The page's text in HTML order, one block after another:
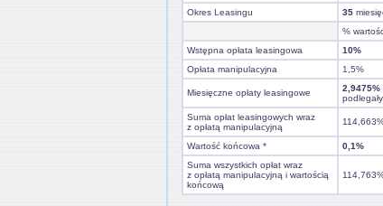
Okres Leasingu
35
%
Wstępna opłata leasingowa
10%
Opłata manipulacyjna
1,5%
Miesięczne opłaty leasingowe 2,9475%
Suma opłat leasingowych wraz
z opłatą manipulacyjną
Wartość końcowa *
0,1%
Suma wszystkich opłat wraz
z opłatą manipulacyjną i wartością
końcową